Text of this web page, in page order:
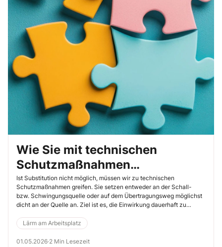
Wie Sie mit technischen
Schutzmaßnahmen
Belastungen wirksam
begrenzen
Ist Substitution nicht möglich, müssen wir zu technischen
Schutzmaßnahmen greifen. Sie setzen entweder an der Schall-
bzw. Schwingungsquelle oder auf dem Übertragungsweg möglichst
dicht an der Quelle an. Ziel ist es, die Einwirkung dauerhaft zu
Technische Maßnahmen begrenzen die Auswirkung einer
Gefährdung an der Quelle und sind deshalb organisatorischen
Lösungen grundsätzlich vorzuziehen.
Lärm am Arbeitsplatz
01.05.2026·2 Min Lesezeit